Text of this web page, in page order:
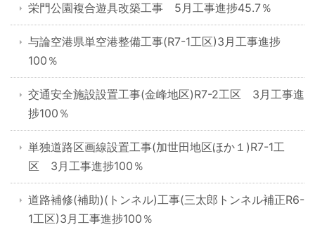
栄門公園複合遊具改築工事 5月工事進捗45.7％
与論空港県単空港整備工事(R7-1工区)3月工事進捗
100％
交通安全施設設置工事(金峰地区)R7-2工区 3月工事進
捗100％
単独道路区画線設置工事(加世田地区ほか１)R7-1工
区 3月工事進捗100％
道路補修(補助)(トンネル)工事(三太郎トンネル補正R6-
1工区)3月工事進捗100％